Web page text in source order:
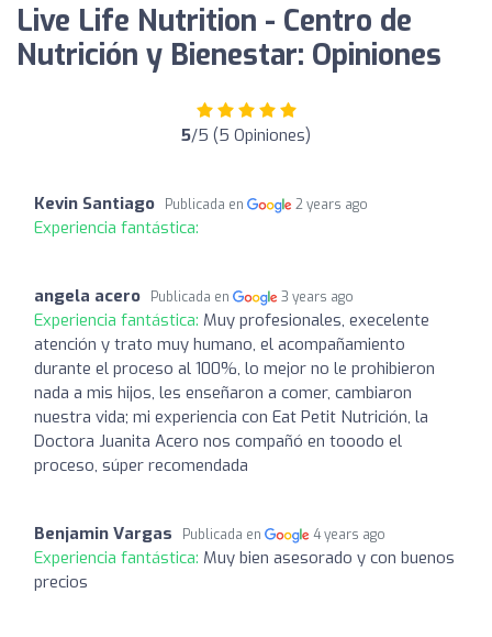
Live Life Nutrition - Centro de
Nutrición y Bienestar: Opiniones
5/5 (5 Opiniones)
Kevin Santiago Publicada en 2 years ago
Experiencia fantástica:
angela acero Publicada en 3 years ago
Experiencia fantástica: Muy profesionales, execelente
atención y trato muy humano, el acompañamiento
durante el proceso al 100%, lo mejor no le prohibieron
nada a mis hijos, les enseñaron a comer, cambiaron
nuestra vida; mi experiencia con Eat Petit Nutrición, la
Doctora Juanita Acero nos compañó en tooodo el
proceso, súper recomendada
Benjamin Vargas Publicada en 4 years ago
Experiencia fantástica: Muy bien asesorado y con buenos
precios